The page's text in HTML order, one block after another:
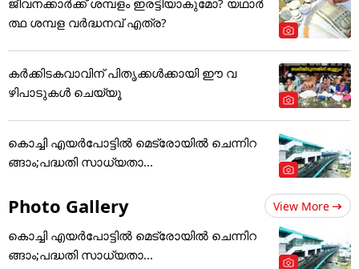
ത്ഥ ശമ്പള വർദ്ധനവ് എത്ര?
കർക്കിടകവാവിന് പിതൃക്കൾക്കായി ഈ വ
ഴിപാടുകൾ ചെയ്യൂ
കൊച്ചി എയര്‍പോട്ടില്‍ മെട്രോയില്‍ ചെന്നിറ
ങ്ങാം;പദ്ധതി സാധ്യതാ...
Photo Gallery View More
കൊച്ചി എയര്‍പോട്ടില്‍ മെട്രോയില്‍ ചെന്നിറ
ങ്ങാം;പദ്ധതി സാധ്യതാ...